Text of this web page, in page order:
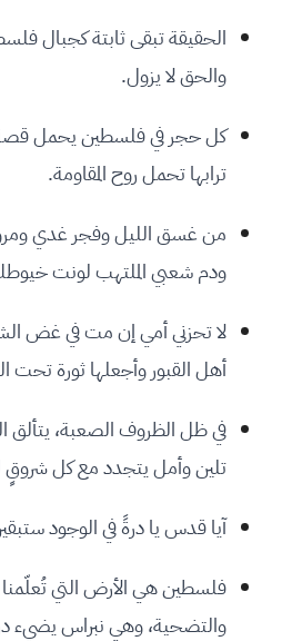
الحقيقة تبقى ثابتة كجبال
والحق لا يزول.
كل حجر في فلسطين يحمل
ترابها تحمل روح المقاومة.
من غسق الليل وفجر غدي
ودم شعبي الملتهب لونت
لا تحزني أمي إن مت في غض
أهل القبور وأجعلها ثورة تحت
في ظل الظروف الصعبة، يتألق
تلين وأمل يتجدد مع كل
آيا قدس يا درةً في الوجود
فلسطين هي الأرض التي
والتضحية، وهي نبراس يضيء